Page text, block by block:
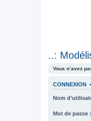
..:
Vous n’avez
CONNEXION •
Nom
Mot de passe :